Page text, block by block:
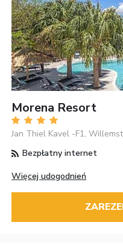
Morena Resort
Jan Thiel Kavel -F1,
Bezpłatny internet
Więcej udogodnień